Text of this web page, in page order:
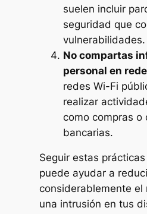
suelen incluir
seguridad que
vulnerabilidades.
No compartas
personal en
redes Wi-Fi
realizar
como compras o
bancarias.
Seguir estas
puede ayudar a
considerablemente el
una intrusión en tus